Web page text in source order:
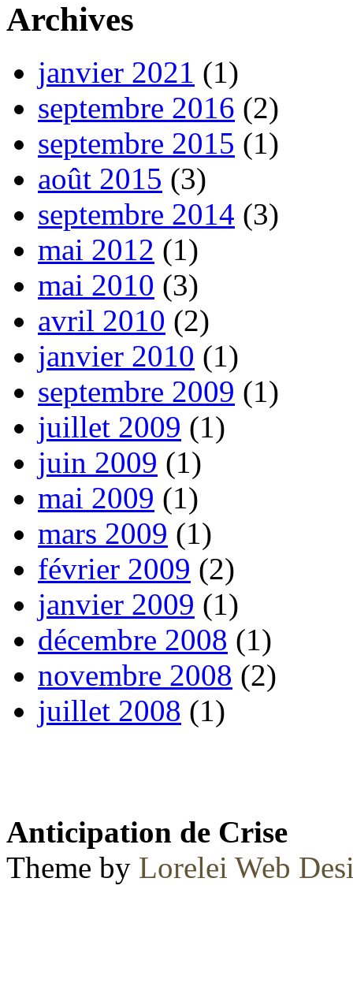
Archives
janvier 2021 (1)
septembre 2016 (2)
septembre 2015 (1)
août 2015 (3)
septembre 2014 (3)
mai 2012 (1)
mai 2010 (3)
avril 2010 (2)
janvier 2010 (1)
septembre 2009 (1)
juillet 2009 (1)
juin 2009 (1)
mai 2009 (1)
mars 2009 (1)
février 2009 (2)
janvier 2009 (1)
décembre 2008 (1)
novembre 2008 (2)
juillet 2008 (1)
Anticipation de Crise
Theme by Lorelei Web